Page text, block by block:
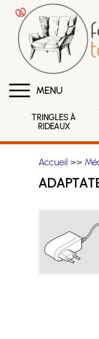
MENU
TRINGLES À
RIDEAUX
Accueil >>